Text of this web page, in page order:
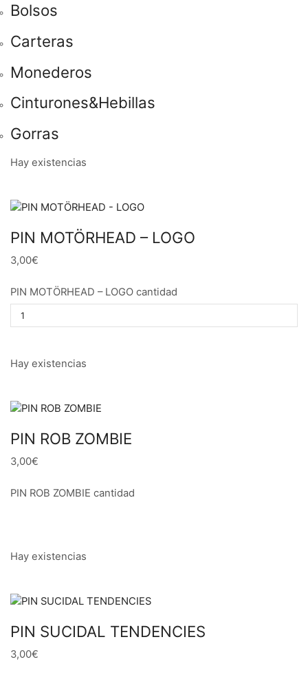
Bolsos
Carteras
Monederos
Cinturones&Hebillas
Gorras
Hay existencias
PIN MOTÖRHEAD – LOGO
3,00€
PIN MOTÖRHEAD – LOGO cantidad
Hay existencias
PIN ROB ZOMBIE
3,00€
PIN ROB ZOMBIE cantidad
Hay existencias
PIN SUCIDAL TENDENCIES
3,00€